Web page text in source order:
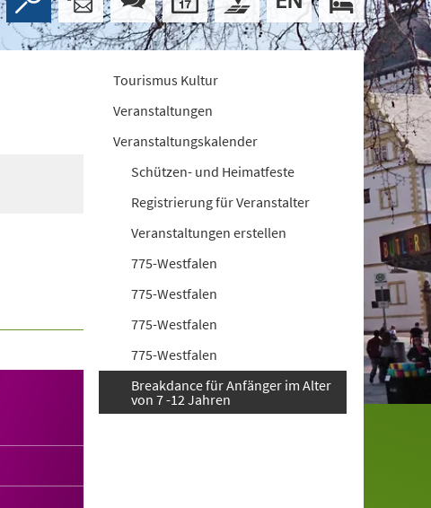
Tourismus Kultur
Veranstaltungen
Veranstaltungskalender
Schützen- und Heimatfeste
Registrierung für Veranstalter
Veranstaltungen erstellen
775-Westfalen
775-Westfalen
775-Westfalen
775-Westfalen
Breakdance für Anfänger im Alter
von 7 -12 Jahren